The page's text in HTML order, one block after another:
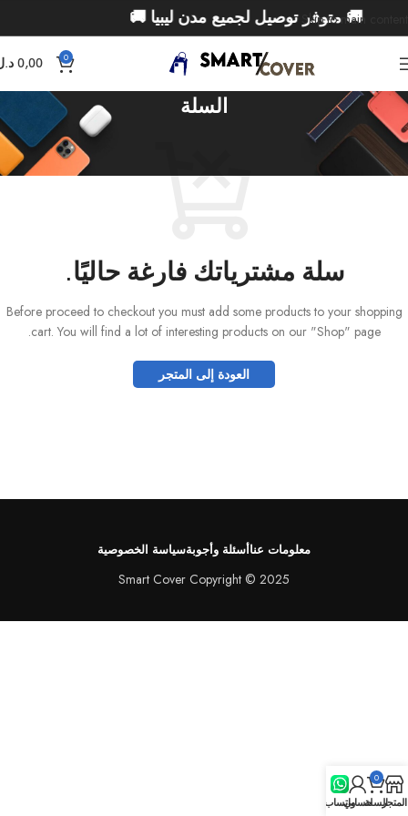
Skip to main content
🚚 متوفر توصيل لجميع مدن ليبيا 🚚
0
0,00
السلة
سلة مشترياتك فارغة حاليًا.
Before proceed to checkout you must add some products to your shopping
cart. You will find a lot of interesting products on our "Shop" page.
العودة إلى المتجر
معلومات عناأسئلة وأجوبةسياسة الخصوصية
Smart Cover Copyright © 2025
المتجر
0
السلةحسابيواتساب